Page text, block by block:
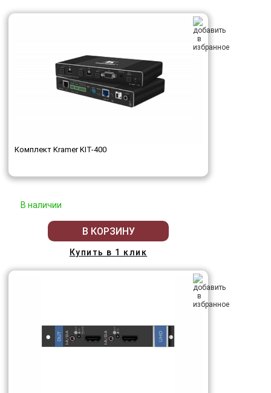
Комплект Kramer KIT-400
В наличии
В КОРЗИНУ
Купить в 1 клик